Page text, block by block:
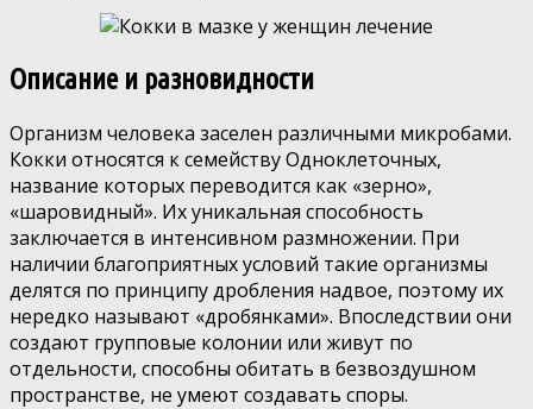
Описание и разновидности
Организм человека заселен различными микробами.
Кокки относятся к семейству Одноклеточных,
название которых переводится как «зерно»,
«шаровидный». Их уникальная способность
заключается в интенсивном размножении. При
наличии благоприятных условий такие организмы
делятся по принципу дробления надвое, поэтому их
нередко называют «дробянками». Впоследствии они
создают групповые колонии или живут по
отдельности, способны обитать в безвоздушном
пространстве, не умеют создавать споры.